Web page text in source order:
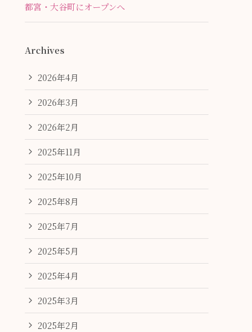
都宮・大谷町にオープンへ
Archives
2026年4月
2026年3月
2026年2月
2025年11月
2025年10月
2025年8月
2025年7月
2025年5月
2025年4月
2025年3月
2025年2月